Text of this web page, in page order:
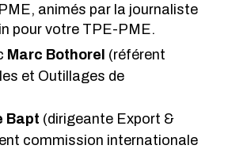
animés par la journaliste
pour votre TPE-PME.
Marc Bothorel (référent
et Outillages de
Bapt (dirigeante Export &
commission internationale